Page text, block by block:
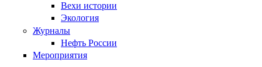
Вехи истории
Экология
Журналы
Нефть России
Мероприятия